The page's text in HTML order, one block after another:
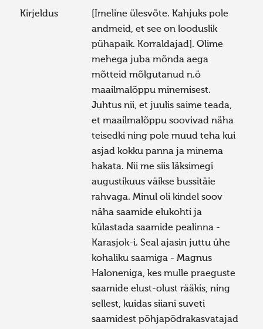
Kirjeldus
[Imeline ülesvõte. Kahjuks pole
andmeid, et see on looduslik
pühapaik. Korraldajad]. Olime
mehega juba mõnda aega
mõtteid mõlgutanud n.ö
maailmalõppu minemisest.
Juhtus nii, et juulis saime teada,
et maailmalõppu soovivad näha
teisedki ning pole muud teha kui
asjad kokku panna ja minema
hakata. Nii me siis läksimegi
augustikuus väikse bussitäie
rahvaga. Minul oli kindel soov
näha saamide elukohti ja
külastada saamide pealinna -
Karasjok-i. Seal ajasin juttu ühe
kohaliku saamiga - Magnus
Haloneniga, kes mulle praeguste
saamide elust-olust rääkis, ning
sellest, kuidas siiani suveti
saamidest põhjapõdrakasvatajad